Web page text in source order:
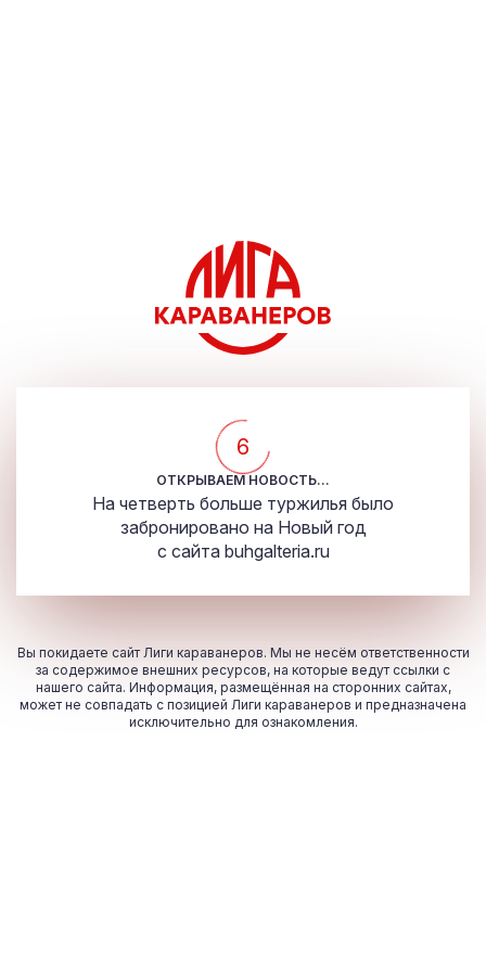
6
ОТКРЫВАЕМ НОВОСТЬ...
На четверть больше туржилья было
забронировано на Новый год
с сайта buhgalteria.ru
Вы покидаете сайт Лиги караванеров. Мы не несём ответственности
за содержимое внешних ресурсов, на которые ведут ссылки с
нашего сайта. Информация, размещённая на сторонних сайтах,
может не совпадать с позицией Лиги караванеров и предназначена
исключительно для ознакомления.